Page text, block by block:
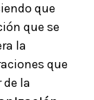
que
que se
la
que
la